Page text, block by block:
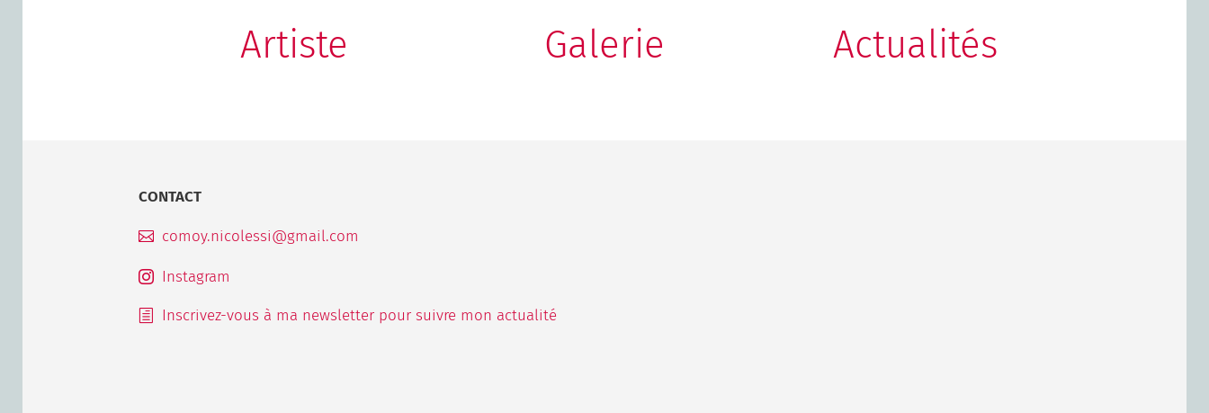
Artiste Galerie Actualités
CONTACT
 comoy.nicolessi@gmail.com
 Instagram
h Inscrivez-vous à ma newsletter pour suivre mon actualité